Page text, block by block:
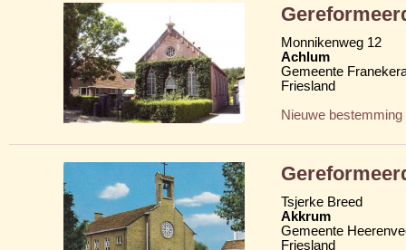
Monnikenweg 12
Achlum
Gemeente
Friesland
Nieuwe bestemming
Tsjerke Breed
Akkrum
Gemeente
Friesland